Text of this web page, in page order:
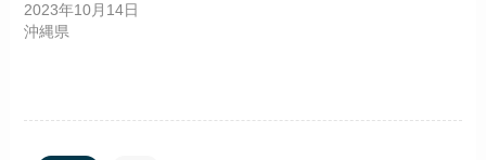
2023年10月14日
沖縄県